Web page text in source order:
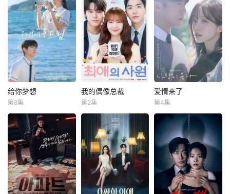
福》、《孙子兵
法》、《我喜欢
你》、《KAIS
T》、《丝花萝
卜》、《顺爱回来
吧》、《金钱战
争》、《想结婚的
女人》、《巨
人》、《关许
钧》、《归来》以
及《李太宗芳元》
等。自2022年在电
视剧《太宗李芳
远》中饰演元庆国
的闵妃一角以来，
朴真熙一直活跃于
荧屏，曾客串出演
《醉酒都市女人
2》和《七人复
了一张深埋地下的
犯罪网络，解开了
错位的身份、系统
性的腐败和一段被
长期压制的过去。
爱情和性沦为控制
和交换的工具。而
真正的混乱早在十
年前就已开始。…
购物中心即将重
新开张！ 郑进
湾（李栋旭 饰）和
郑智安（金慧峻
饰）叔侄档再度联
手，制作规模、动
作场面全部疯狂升
级。玄理、冈田将
生强势加盟，化身
空降雇佣兵组织“巴
要彻底剿灭叔侄二
人！前有宿敌贝
尔，后有“巴比伦”
步步进逼，两叔侄
会点样杀出一条血
路？一切未解之
谜，即将震撼揭
本剧讲述的是从出
生瞬间开始就被打
上家庭崩溃烙印的
一个孩子和面对冷
酷的偏见和命运，
重新找回自己人生
的女性故事。
给你梦想
该剧是一部浪漫喜
剧，讲述了连一个
梦想都无所畏惧的
十几岁，被现实挡
住而受挫的二十几
岁，像变成那样的
大人的三十几岁的
给你梦想
第8集
我的偶像总裁
该剧改编自网
络漫画《我的欧巴
是偶像》，是一部
浪漫喜剧。讲述进
入由前偶像兼CEO
李灿领导的公司工
我的偶像总裁
第2集
爱情来了
8日，Hani的经纪
公司Sublime向OS
EN透露：“Hani目
前正在考虑出演KB
S2周末剧《爱情来
了》的角色。”
《爱情来了》讲述
爱情来了
第4集